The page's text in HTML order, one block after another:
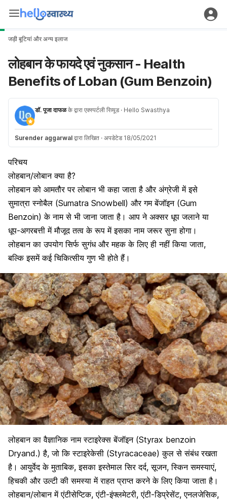
जड़ी बूटियां और अन्य इलाज
लोहबान के फायदे एवं नुकसान - Health
Benefits of Loban (Gum Benzoin)
डॉ. पूजा दाफळके द्वारा एक्स्पर्टली रिव्यूड · Hello Swasthya
Surender aggarwal द्वारा लिखित · अपडेटेड 18/05/2021
परिचय
लोहबान/लोबान क्या है?
लोहबान को आमतौर पर लोबान भी कहा जाता है और अंग्रेजी में इसे
सुमात्रा स्नोबैल (Sumatra Snowbell) और गम बेंजॉइन (Gum
Benzoin) के नाम से भी जाना जाता है। आप ने अक्सर धूप जलाने या
धूप-अगरबत्ती में मौजूद तत्व के रूप में इसका नाम जरूर सुना होगा।
लोहबान का उपयोग सिर्फ सुगंध और महक के लिए ही नहीं किया जाता,
बल्कि इसमें कई चिकित्सीय गुण भी होते हैं।
लोहबान का वैज्ञानिक नाम स्टाइरेक्स बेंजॉइन (Styrax benzoin
Dryand.) है, जो कि स्टाइरेकेसी (Styracaceae) कुल से संबंध रखता
है। आयुर्वेद के मुताबिक, इसका इस्तेमाल सिर दर्द, सूजन, स्किन समस्याएं,
हिचकी औरउल्टी की समस्या में राहत प्राप्त करने के लिए किया जाता है।
लोहबान/लोबान में एंटीसेप्टिक, एंटी-इंफ्लमेटरी, एंटी-डिप्रेसेंट, एनलजेसिक,